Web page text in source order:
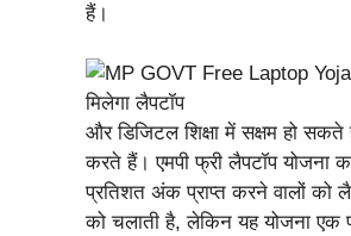
हैं।
और डिजिटल शिक्षा में सक्षम हो सकते
करते हैं। एमपी फ्री लैपटॉप योजना का
प्रतिशत अंक प्राप्त करने वालों को
को चलाती है, लेकिन यह योजना